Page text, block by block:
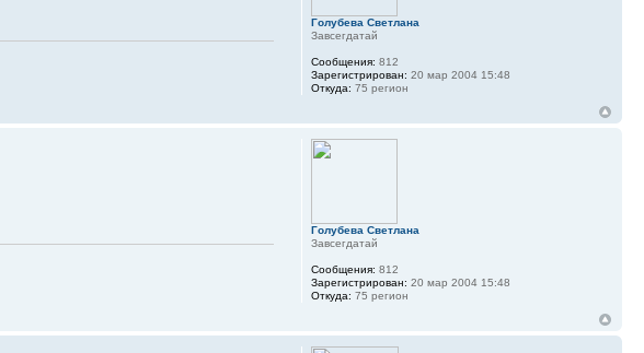
Голубева Светлана
Завсегдатай
Сообщения: 812
Зарегистрирован: 20 мар 2004 15:48
Откуда: 75 регион
Голубева Светлана
Завсегдатай
Сообщения: 812
Зарегистрирован: 20 мар 2004 15:48
Откуда: 75 регион